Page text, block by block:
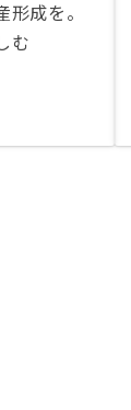
成を。
む